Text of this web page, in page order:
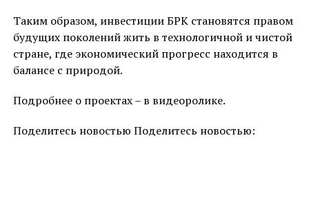
Таким образом, инвестиции БРК становятся правом
будущих поколений жить в технологичной и чистой
стране, где экономический прогресс находится в
балансе с природой.
Подробнее о проектах – в видеоролике.
Поделитесь новостью Поделитесь новостью: